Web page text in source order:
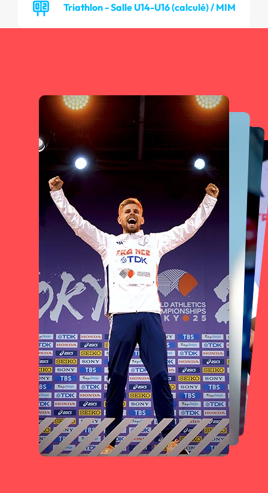
Triathlon - Salle U14-U16 (calculé) / MIM